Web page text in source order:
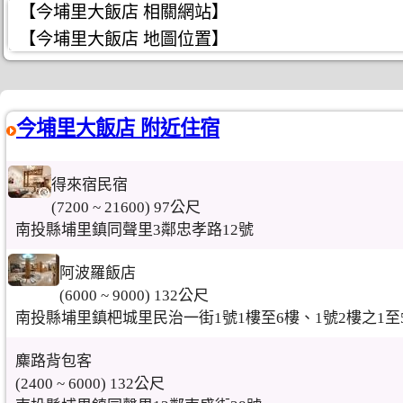
【今埔里大飯店 相關網站】
【今埔里大飯店 地圖位置】
今埔里大飯店 附近住宿
得來宿民宿
(7200 ~ 21600) 97公尺
南投縣埔里鎮同聲里3鄰忠孝路12號
阿波羅飯店
(6000 ~ 9000) 132公尺
南投縣埔里鎮杷城里民治一街1號1樓至6樓、1號2樓之1
麋路背包客
(2400 ~ 6000) 132公尺